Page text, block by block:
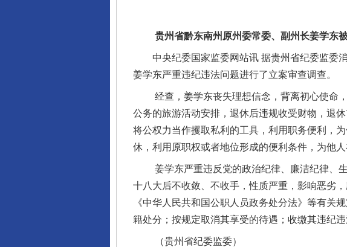
贵州省黔东南州原州委常委、副州长姜学东
中央纪委国家监委网站讯 据贵州省纪委监委消
姜学东严重违纪违法问题进行了立案审查调查。
经查，姜学东丧失理想信念，背离初心使命，
公务的旅游活动安排，退休后违规收受财物，退
将公权力当作攫取私利的工具，利用职务便利，
休，利用原职权或者地位形成的便利条件，为他
姜学东严重违反党的政治纪律、廉洁纪律、生
十八大后不收敛、不收手，性质严重，影响恶劣
《中华人民共和国公职人员政务处分法》等有关
籍处分；按规定取消其享受的待遇；收缴其违纪
（贵州省纪委监委）
完善运行机制助力责任有效落实
法徽映军营 权益有保障